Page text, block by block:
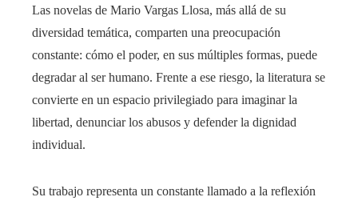
Las novelas de Mario Vargas Llosa, más allá de su
diversidad temática, comparten una preocupación
constante: cómo el poder, en sus múltiples formas, puede
degradar al ser humano. Frente a ese riesgo, la literatura se
convierte en un espacio privilegiado para imaginar la
libertad, denunciar los abusos y defender la dignidad
individual.
Su trabajo representa un constante llamado a la reflexión